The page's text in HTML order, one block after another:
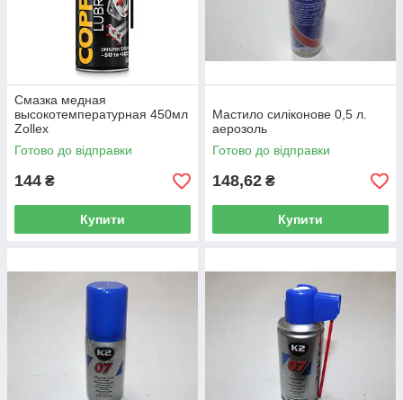
Смазка медная
высокотемпературная 450мл
Zollex
Готово до відправки
144 ₴
Купити
Мастило силіконове 0,5 л.
аерозоль
Готово до відправки
148,62 ₴
Купити